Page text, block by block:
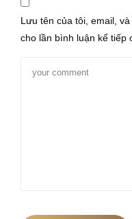
Lưu tên của tôi, email,
cho lần bình luận kế tiếp